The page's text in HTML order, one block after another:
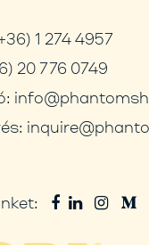
1 274 4957
20 776 0749